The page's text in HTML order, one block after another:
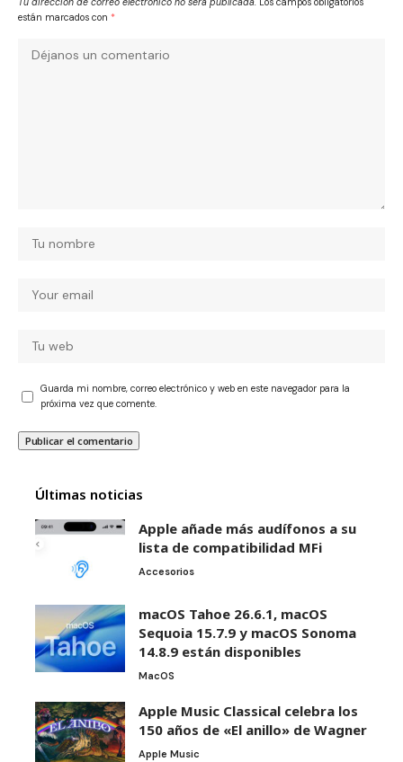
Tu dirección de correo electrónico no será publicada. Los campos obligatorios
están marcados con *
Guarda mi nombre, correo electrónico y web en este navegador para la
próxima vez que comente.
Últimas noticias
Apple añade más audífonos a su
lista de compatibilidad MFi
Accesorios
macOS Tahoe 26.6.1, macOS
Sequoia 15.7.9 y macOS Sonoma
14.8.9 están disponibles
MacOS
Apple Music Classical celebra los
150 años de «El anillo» de Wagner
Apple Music